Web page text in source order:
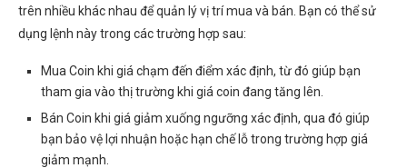
trên nhiều khác nhau để quản lý vị trí mua và bán. Bạn có thể sử
dụng lệnh này trong các trường hợp sau:
Mua Coin khi giá chạm đến điểm xác định, từ đó giúp bạn
tham gia vào thị trường khi giá coin đang tăng lên.
Bán Coin khi giá giảm xuống ngưỡng xác định, qua đó giúp
bạn bảo vệ lợi nhuận hoặc hạn chế lỗ trong trường hợp giá
giảm mạnh.